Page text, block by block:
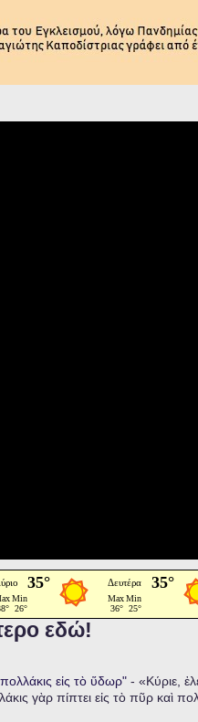
εδώ!
εἰς τὸ ὕδωρ" - «Κύριε,
γὰρ πίπτει εἰς τὸ πῦρ καὶ